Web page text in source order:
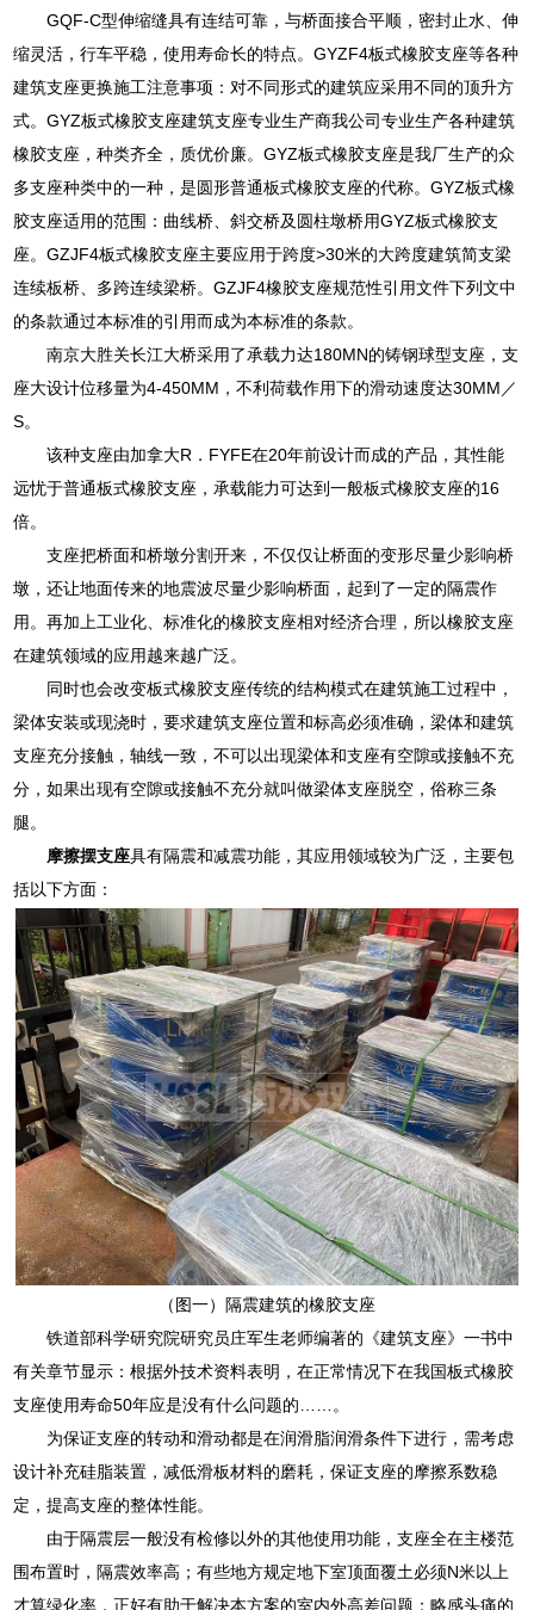
GQF-C型伸缩缝具有连结可靠，与桥面接合平顺，密封止水、伸
缩灵活，行车平稳，使用寿命长的特点。GYZF4板式橡胶支座等各种
建筑支座更换施工注意事项：对不同形式的建筑应采用不同的顶升方
式。GYZ板式橡胶支座建筑支座专业生产商我公司专业生产各种建筑
橡胶支座，种类齐全，质优价廉。GYZ板式橡胶支座是我厂生产的众
多支座种类中的一种，是圆形普通板式橡胶支座的代称。GYZ板式橡
胶支座适用的范围：曲线桥、斜交桥及圆柱墩桥用GYZ板式橡胶支
座。GZJF4板式橡胶支座主要应用于跨度>30米的大跨度建筑简支梁
连续板桥、多跨连续梁桥。GZJF4橡胶支座规范性引用文件下列文中
的条款通过本标准的引用而成为本标准的条款。
南京大胜关长江大桥采用了承载力达180MN的铸钢球型支座，支
座大设计位移量为4-450MM，不利荷载作用下的滑动速度达30MM／
S。
该种支座由加拿大R．FYFE在20年前设计而成的产品，其性能
远忧于普通板式橡胶支座，承载能力可达到一般板式橡胶支座的16
倍。
支座把桥面和桥墩分割开来，不仅仅让桥面的变形尽量少影响桥
墩，还让地面传来的地震波尽量少影响桥面，起到了一定的隔震作
用。再加上工业化、标准化的橡胶支座相对经济合理，所以橡胶支座
在建筑领域的应用越来越广泛。
同时也会改变板式橡胶支座传统的结构模式在建筑施工过程中，
梁体安装或现浇时，要求建筑支座位置和标高必须准确，梁体和建筑
支座充分接触，轴线一致，不可以出现梁体和支座有空隙或接触不充
分，如果出现有空隙或接触不充分就叫做梁体支座脱空，俗称三条
腿。
摩擦摆支座具有隔震和减震功能，其应用领域较为广泛，主要包
括以下方面：
（图一）隔震建筑的橡胶支座
铁道部科学研究院研究员庄军生老师编著的《建筑支座》一书中
有关章节显示：根据外技术资料表明，在正常情况下在我国板式橡胶
支座使用寿命50年应是没有什么问题的……。
为保证支座的转动和滑动都是在润滑脂润滑条件下进行，需考虑
设计补充硅脂装置，减低滑板材料的磨耗，保证支座的摩擦系数稳
定，提高支座的整体性能。
由于隔震层一般没有检修以外的其他使用功能，支座全在主楼范
围布置时，隔震效率高；有些地方规定地下室顶面覆土必须N米以上
才算绿化率，正好有助于解决本方案的室内外高差问题；略感头痛的